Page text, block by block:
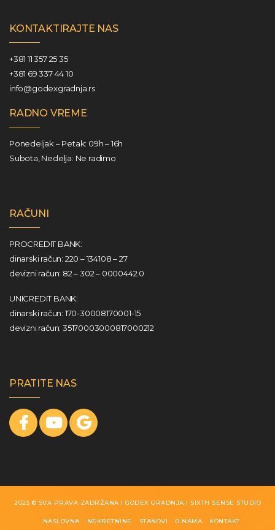
KONTAKTIRAJTE NAS
+381 11 357 25 35
+381 69 337 44 10
info@godexgradnja.rs
RADNO VREME
Ponedeljak – Petak: 09h – 16h
Subota, Nedelja: Ne radimo
RAČUNI
PROCREDIT BANK:
dinarski račun: 220 – 134108 – 27
devizni račun: 82 – 302 – 0000442.0
UNICREDIT BANK:
dinarski račun: 170-30008170001-15
devizni račun: 35170003000817000212
PRATITE NAS
2025 © SVA PRAVA ZADRŽANA | GODEX GRADNJA | SIXTH SENSE STUDIO
NASLOVNA NEKRETNINE STANOVI O NAMA KONTAKT